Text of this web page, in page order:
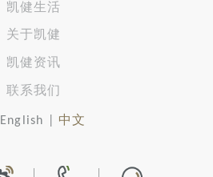
凯健生活
关于凯健
凯健资讯
联系我们
English 中文